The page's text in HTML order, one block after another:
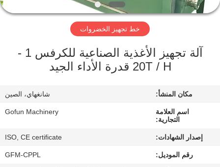
عرض
الافتراضي
جولة
خط تجهيز الخضروات
آلة تجهيز الأغذية الصناعية للكرفس 1 -
20T / H قدرة الأداء الجيد
مكان المنشأ: شانغهاي، الصين
اسم العلامة
التجارية:
Gofun Machinery
إصدار الشهادات: ISO, CE certificate
رقم الموديل: GFM-CPPL